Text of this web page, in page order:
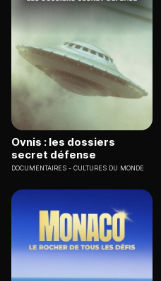
Ovnis : les dossiers
secret défense
DOCUMENTAIRES CULTURES DU MONDE